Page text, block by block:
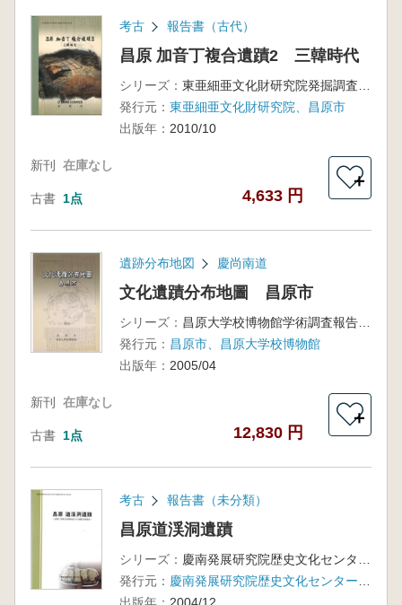
考古 報告書（古代）
昌原 加音丁複合遺蹟2 三韓時代
シリーズ：
発行元： 東亜細亜文化財研究院、昌原市
出版年： 2010/10
新刊 在庫なし
古書 1点 4,633 円
＋
遺跡分布地図 慶尚南道
文化遺蹟分布地圖 昌原市
シリーズ：
昌原大学校博物館学術調査報告 第37冊
発行元： 昌原市、昌原大学校博物館
出版年： 2005/04
新刊 在庫なし
古書 1点 12,830 円
＋
考古 報告書（未分類）
昌原道渓洞遺蹟
シリーズ：
発行元：